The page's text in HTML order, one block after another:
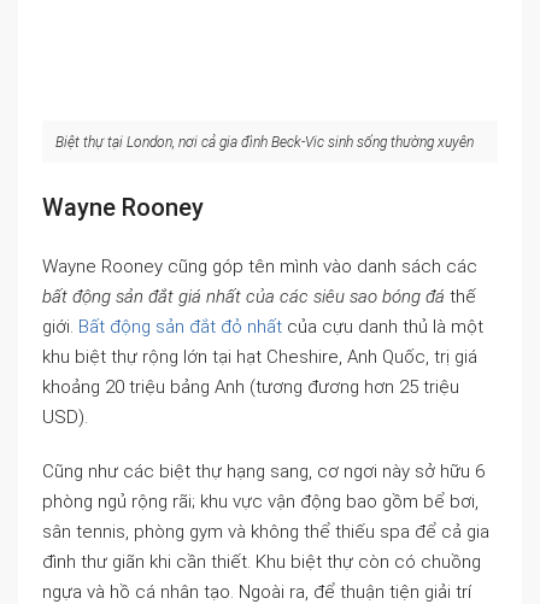
Biệt thự tại London, nơi cả gia đình Beck-Vic sinh sống thường xuyên
Wayne Rooney
Wayne Rooney cũng góp tên mình vào danh sách các
bất động sản đắt giá nhất của các siêu sao bóng đá thế
giới. Bất động sản đắt đỏ nhất của cựu danh thủ là một
khu biệt thự rộng lớn tại hạt Cheshire, Anh Quốc, trị giá
khoảng 20 triệu bảng Anh (tương đương hơn 25 triệu
USD).
Cũng như các biệt thự hạng sang, cơ ngơi này sở hữu 6
phòng ngủ rộng rãi; khu vực vận động bao gồm bể bơi,
sân tennis, phòng gym và không thể thiếu spa để cả gia
đình thư giãn khi cần thiết. Khu biệt thự còn có chuồng
ngựa và hồ cá nhân tạo. Ngoài ra, để thuận tiện giải trí